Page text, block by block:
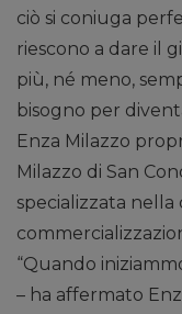
ciò si coniuga
riescono a dare il
più, né meno,
bisogno per
Enza Milazzo
Milazzo di San
specializzata nella
“Quando
– ha affermato